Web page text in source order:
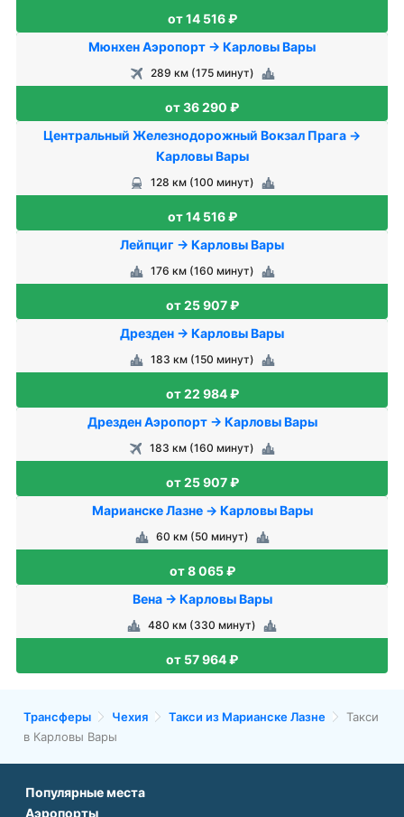
от 14 516 ₽
Мюнхен Аэропорт → Карловы Вары
289 км (175 минут)
от 36 290 ₽
Центральный Железнодорожный Вокзал Прага →
Карловы Вары
128 км (100 минут)
от 14 516 ₽
Лейпциг → Карловы Вары
176 км (160 минут)
от 25 907 ₽
Дрезден → Карловы Вары
183 км (150 минут)
от 22 984 ₽
Дрезден Аэропорт → Карловы Вары
183 км (160 минут)
от 25 907 ₽
Марианске Лазнe → Карловы Вары
60 км (50 минут)
от 8 065 ₽
Вена → Карловы Вары
480 км (330 минут)
от 57 964 ₽
Трансферы Чехия Такси из Марианске Лазне
Такси
в Карловы Вары
Популярные места
Аэропорты